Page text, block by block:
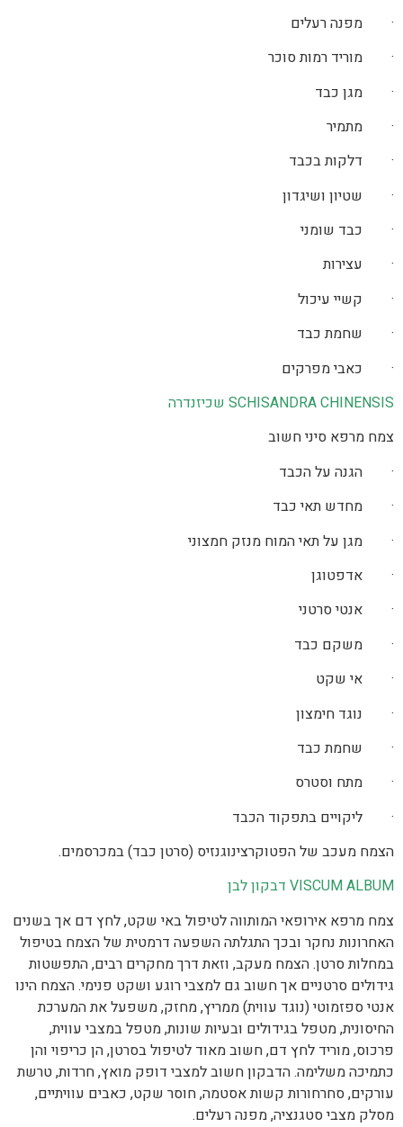
· מפנה רעלים
· מוריד רמות סוכר
· מגן כבד
· מתמיר
· דלקות בכבד
· שטיון ושיגדון
· כבד שומני
· עצירות
· קשיי עיכול
· שחמת כבד
· כאבי מפרקים
SCHISANDRA CHINENSIS שכיזנדרה
צמח מרפא סיני חשוב
· הגנה על הכבד
· מחדש תאי כבד
· מגן על תאי המוח מנזק חמצוני
· אדפטוגן
· אנטי סרטני
· משקם כבד
· אי שקט
· נוגד חימצון
· שחמת כבד
· מתח וסטרס
· ליקויים בתפקוד הכבד
הצמח מעכב של הפטוקרצינוגנזיס (סרטן כבד) במכרסמים.
VISCUM ALBUM דבקון לבן
צמח מרפא אירופאי המותווה לטיפול באי שקט, לחץ דם אך בשנים
האחרונות נחקר ובכך התגלתה השפעה דרמטית של הצמח בטיפול
במחלות סרטן. הצמח מעקב, וזאת דרך מחקרים רבים, התפשטות
גידולים סרטניים אך חשוב גם למצבי רוגע ושקט פנימי. הצמח הינו
אנטי ספזמוטי (נוגד עווית) ממריץ, מחזק, משפעל את המערכת
החיסונית, מטפל בגידולים ובעיות שונות, מטפל במצבי עווית,
פרכוס, מוריד לחץ דם, חשוב מאוד לטיפול בסרטן, הן כריפוי והן
כתמיכה משלימה. הדבקון חשוב למצבי דופק מואץ, חרדות, טרשת
עורקים, סחרחורות קשות אסטמה, חוסר שקט, כאבים עוויתיים,
מסלק מצבי סטגנציה, מפנה רעלים.